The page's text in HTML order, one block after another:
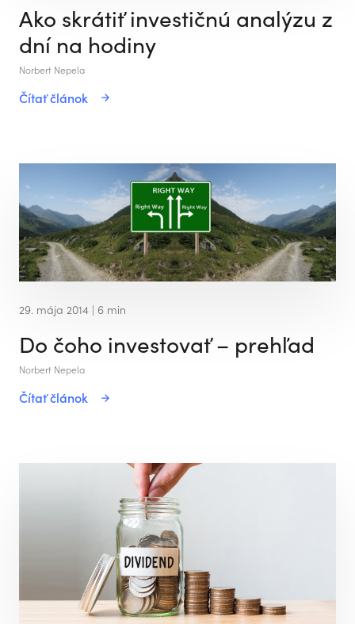
Ako skrátiť investičnú analýzu z
dní na hodiny
Norbert Nepela
Čítať článok
29. mája 2014 | 6 min
Do čoho investovať – prehľad
Norbert Nepela
Čítať článok